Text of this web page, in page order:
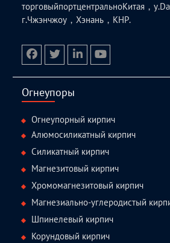
торговыйпортцентральноКитая，
г.Чжэнчжоу，Хэнань，КНР.
Огнеупоры
Огнеупорный кирпич
Алюмосиликатный кирпич
Силикатный кирпич
Магнезитовый кирпич
Хромомагнезитовый кирпич
Магнезиально-углеродистый
Шпинелевый кирпич
Корундовый кирпич